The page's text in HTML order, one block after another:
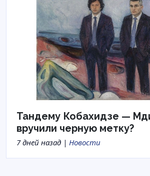
Тандему Кобахидзе —
вручили черную метку?
7 дней назад | Новости